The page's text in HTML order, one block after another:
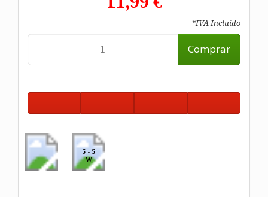
*IVA Incluido
Comprar
5 - 5
W